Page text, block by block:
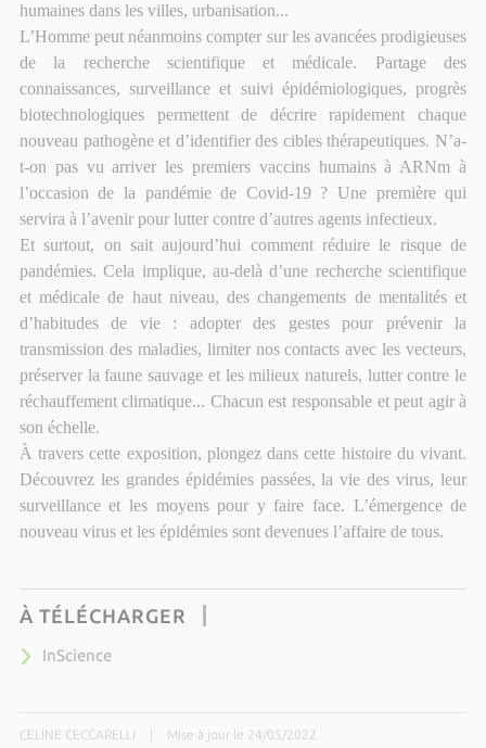
humaines dans les villes, urbanisation...
L’Homme peut néanmoins compter sur les avancées prodigieuses
de la recherche scientifique et médicale. Partage des
connaissances, surveillance et suivi épidémiologiques, progrès
biotechnologiques permettent de décrire rapidement chaque
nouveau pathogène et d’identifier des cibles thérapeutiques. N’a-
t-on pas vu arriver les premiers vaccins humains à ARNm à
l’occasion de la pandémie de Covid-19 ? Une première qui
servira à l’avenir pour lutter contre d’autres agents infectieux.
Et surtout, on sait aujourd’hui comment réduire le risque de
pandémies. Cela implique, au-delà d’une recherche scientifique
et médicale de haut niveau, des changements de mentalités et
d’habitudes de vie : adopter des gestes pour prévenir la
transmission des maladies, limiter nos contacts avec les vecteurs,
préserver la faune sauvage et les milieux naturels, lutter contre le
réchauffement climatique... Chacun est responsable et peut agir à
son échelle.
À travers cette exposition, plongez dans cette histoire du vivant.
Découvrez les grandes épidémies passées, la vie des virus, leur
surveillance et les moyens pour y faire face. L’émergence de
nouveau virus et les épidémies sont devenues l’affaire de tous.
À TÉLÉCHARGER
InScience
CELINE CECCARELLI Mise à jour le 24/05/2022